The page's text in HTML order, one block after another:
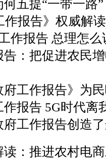
五提“一带一路
作报告》权威解读
作报告 总理怎
：把促进农民
府工作报告》为
报告 5G时代离
府工作报告创造
：推进农村电